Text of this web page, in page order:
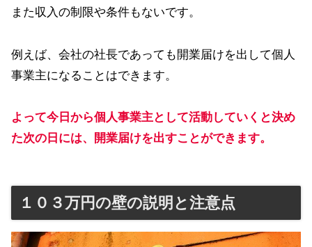
また収入の制限や条件もないです。
例えば、会社の社長であっても開業届けを出して個人
事業主になることはできます。
よって今日から個人事業主として活動していくと決め
た次の日には、開業届けを出すことができます。
１０３万円の壁の説明と注意点